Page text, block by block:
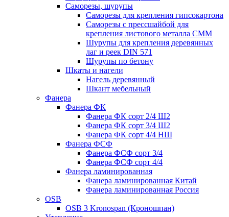
Саморезы, шурупы
Саморезы для крепления гипсокартона
Саморезы с прессшайбой для
крепления листового металла СММ
Шурупы для крепления деревянных
лаг и реек DIN 571
Шурупы по бетону
Шкаты и нагели
Нагель деревянный
Шкант мебельный
Фанера
Фанера ФК
Фанера ФК сорт 2/4 Ш2
Фанера ФК сорт 3/4 Ш2
Фанера ФК сорт 4/4 НШ
Фанера ФСФ
Фанера ФСФ сорт 3/4
Фанера ФСФ сорт 4/4
Фанера ламинированная
Фанера ламинированная Китай
Фанера ламинированная Россия
OSB
OSB 3 Kronospan (Кроношпан)